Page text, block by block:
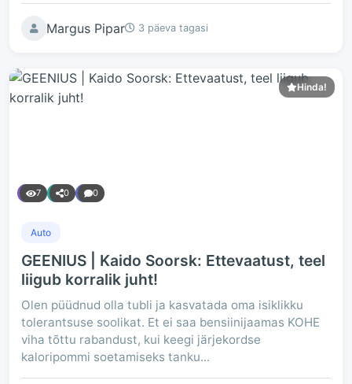
Margus Pipar 3 päeva tagasi
Hinda!
7 0 0
Auto
GEENIUS | Kaido Soorsk: Ettevaatust, teel
liigub korralik juht!
Olen püüdnud olla tubli ja kasvatada oma isiklikku
tolerantsuse soolikat. Et ei saa bensiinijaamas KOHE
viha tõttu rabandust, kui keegi järjekordse
kaloripommi soetamiseks tanku...